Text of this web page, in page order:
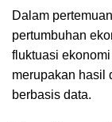
Dalam
pertumbuhan
fluktuasi
merupakan hasil
berbasis data.